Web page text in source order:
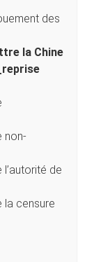
des
la Chine
non-
de
la censure